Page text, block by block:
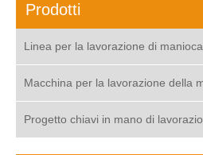
Prodotti
Linea per la lavorazione di
Macchina per la lavorazione della
Progetto chiavi in mano di